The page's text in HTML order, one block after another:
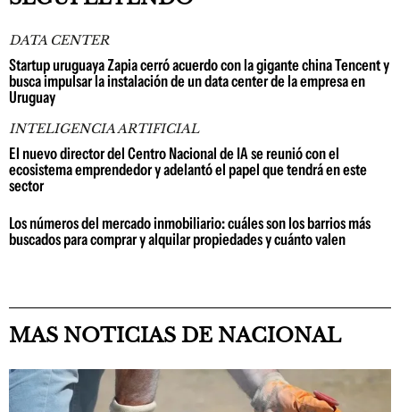
DATA CENTER
Startup uruguaya Zapia cerró acuerdo con la gigante china Tencent y
busca impulsar la instalación de un data center de la empresa en
Uruguay
INTELIGENCIA ARTIFICIAL
El nuevo director del Centro Nacional de IA se reunió con el
ecosistema emprendedor y adelantó el papel que tendrá en este
sector
Los números del mercado inmobiliario: cuáles son los barrios más
buscados para comprar y alquilar propiedades y cuánto valen
MAS NOTICIAS DE NACIONAL